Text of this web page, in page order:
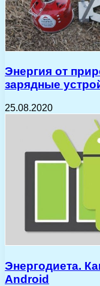
Энергия от
зарядные
25.08.2020
Энергодиета.
Android